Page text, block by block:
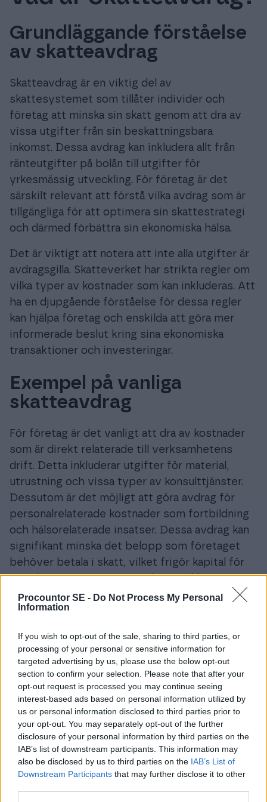
Procountor SE - Do Not Process My Personal
Information
If you wish to opt-out of the sale, sharing to third parties, or
processing of your personal or sensitive information for
targeted advertising by us, please use the below opt-out
section to confirm your selection. Please note that after your
opt-out request is processed you may continue seeing
interest-based ads based on personal information utilized by
us or personal information disclosed to third parties prior to
your opt-out. You may separately opt-out of the further
disclosure of your personal information by third parties on the
IAB’s list of downstream participants. This information may
also be disclosed by us to third parties on the IAB’s List of
Downstream Participants that may further disclose it to other
Prova gratis
Logga in
Grundläggande förståelse
av skatteavdrag
Skatteavdrag är en viktig del av
skattesystemet som tillåter individer och
företag att minska sin skatt genom att dra av
vissa utgifter från sin beskattningsbara
inkomst. Dessa avdrag kan inkludera allt från
ränteutgifter på bolån till utgifter för
yrkesmässig utveckling. För företag är det
särskilt relevant att förstå vilka avdrag som är
tillgängliga för att optimera sin skattestrategi
och därmed förbättra sin ekonomiska hälsa.
Det är viktigt att notera att inte alla utgifter är
avdragsgilla. Skatteverket har strikta regler om
vilka typer av kostnader som kan inkluderas. Att
ha en djupgående förståelse för dessa regler
kan hjälpa företag och enskilda att göra mer
informerade beslut kring sina ekonomiska
transaktioner och investeringar.
Exempel på vanliga
skatteavdrag
För företag är det vanligt att dra av kostnader
som är direkt relaterade till verksamhetens
drift. Detta inkluderar utgifter för material,
utrustning och vissa typer av konsulttjänster.
Dessutom är det möjligt att göra avdrag för
personalrelaterade kostnader som fortbildning
och hälsorelaterade insatser. Dessa avdrag kan
signifikant minska det belopp som företaget
behöver betala i skatt, vilket frigör kapital för
ytterligare investeringar och utveckling.
Individer kan dra nytta av avdrag för saker som
professionell utveckling. Det är viktigt att hålla
goda register och kvitton som stödjer dessa
avdrag vid en eventuell granskning från
Skatteverket.
Skatteavdragens roll i
företagsekonomi
För företag är skatteplanering en kritisk del av